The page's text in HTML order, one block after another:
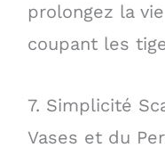
prolongez la
coupant les
7. Simplicité
Vases et du